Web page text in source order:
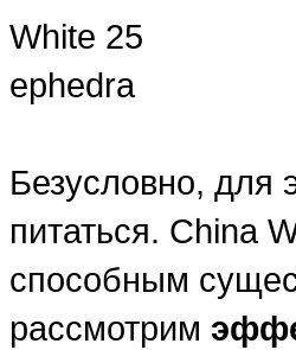
Безусловно, для
питаться. China
способным
рассмотрим